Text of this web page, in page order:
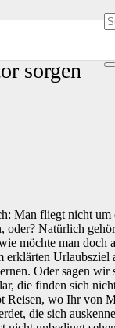
sorgen
Man fliegt nicht um
oder? Natürlich
möchte man doch
erklärten Urlaubsziel
Oder sagen wir
die finden sich
Reisen, wo Ihr von
die sich